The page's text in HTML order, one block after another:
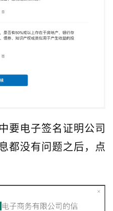
要电子签名证明公司
都没有问题之后，点